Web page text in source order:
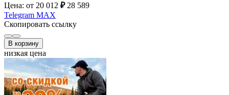
Цена: от 20 012 ₽ 28 589
Telegram MAX
Скопировать ссылку
В корзину
низкая цена